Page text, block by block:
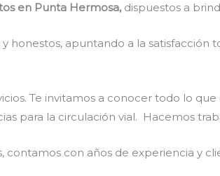
en Punta Hermosa, dispuestos a
honestos, apuntando a la
Te invitamos a conocer todo lo
para la circulación vial. Hacemos
con años de experiencia y